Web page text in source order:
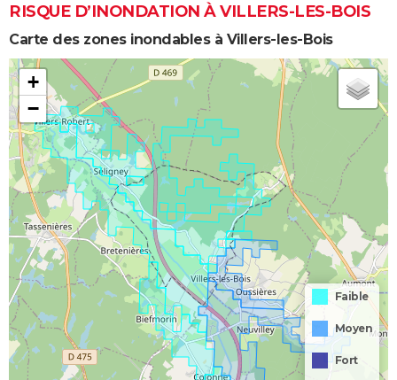
RISQUE D’INONDATION À VILLERS-LES-BOIS
Carte des zones inondables à Villers-les-Bois
+
−
Faible
Moyen
Fort